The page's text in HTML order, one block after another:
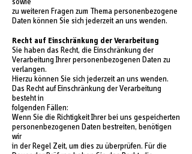
zu weiteren Fragen zum Thema personenbezogene
Daten können Sie sich jederzeit an uns wenden.
Recht auf Einschränkung der Verarbeitung
Sie haben das Recht, die Einschränkung der
Verarbeitung Ihrer personenbezogenen Daten zu
verlangen.
Hierzu können Sie sich jederzeit an uns wenden.
Das Recht auf Einschränkung der Verarbeitung
besteht in
folgenden Fällen:
Wenn Sie die Richtigkeit Ihrer bei uns gespeicherten
personenbezogenen Daten bestreiten, benötigen
wir
in der Regel Zeit, um dies zu überprüfen. Für die